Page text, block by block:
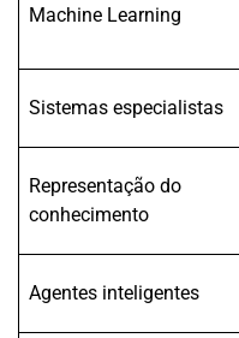
Machine Learning
Sistemas especialistas
Representação do
conhecimento
Agentes inteligentes